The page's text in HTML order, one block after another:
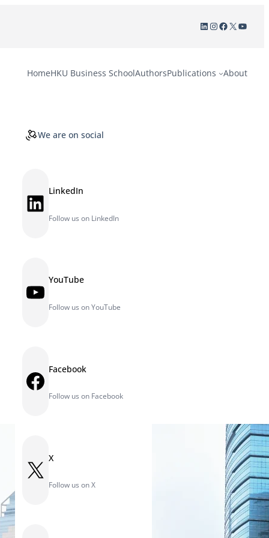
LinkedIn
Instagram
Facebook
X
HomeHKU Business SchoolAuthorsPublications About
We are on social
LinkedIn LinkedIn
Follow us on LinkedIn
YouTube YouTube
Follow us on YouTube
Facebook Facebook
Follow us on Facebook
X X
Follow us on X